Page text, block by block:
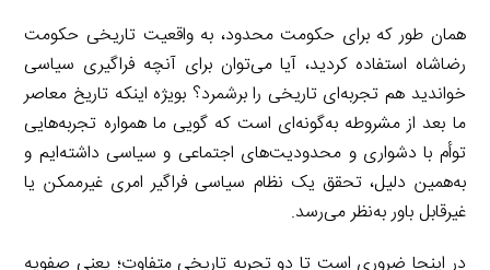
همان طور که برای حکومت محدود، به واقعیت تاریخی حکومت
رضاشاه استفاده کردید، آیا می‌توان برای آنچه فراگیری سیاسی
خواندید هم تجربه‌ای تاریخی را برشمرد؟ بویژه اینکه تاریخ معاصر
ما بعد از مشروطه به‌گونه‌ای است که گویی ما همواره تجربه‌هایی
توأم با دشواری و محدودیت‌های اجتماعی و سیاسی داشته‌ایم و
به‌همین دلیل، تحقق یک نظام سیاسی فراگیر امری غیرممکن یا
غیرقابل باور به‌نظر می‌رسد.
در اینجا ضروری است تا دو تجربه تاریخی متفاوت؛ یعنی صفویه